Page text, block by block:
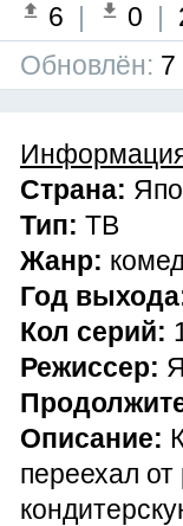
6 | 0 |
Обновлён: 7
Страна:
Тип: ТВ
Жанр:
Год
Кол серий:
Режиссер:
Описание:
переехал